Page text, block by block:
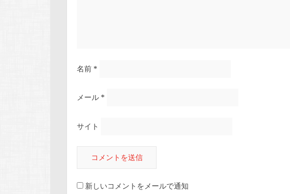
名前 *
メール *
サイト
新しいコメントをメールで通知